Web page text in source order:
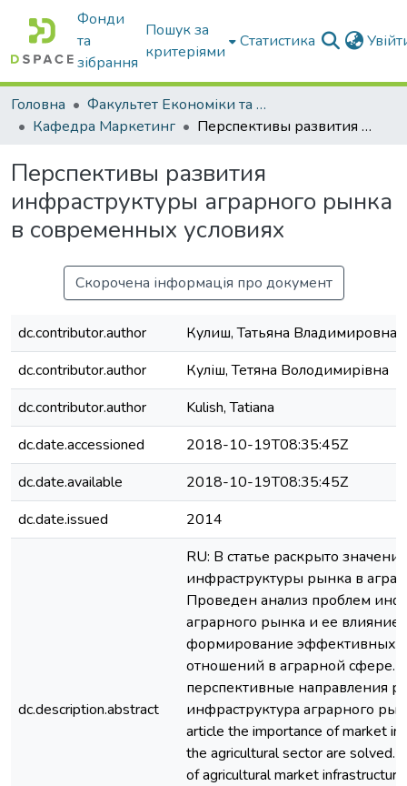
Фонди
та
зібрання
Пошук за
критеріями
Статистика
Головна
Факультет Економіки та бізнесу
Кафедра Маркетинг
Перспективы развития инфраструктуры аграрного рынка в современных условиях
Перспективы развития
инфраструктуры аграрного рынка
в современных условиях
Скорочена інформація про документ
dc.contributor.author
Кулиш, Татьяна Владимировна
dc.contributor.author
Куліш, Тетяна Володимирівна
dc.contributor.author
Kulish, Tatiana
dc.date.accessioned
2018-10-19T08:35:45Z
dc.date.available
2018-10-19T08:35:45Z
dc.date.issued
2014
dc.description.abstract
RU: В статье раскрыто значение
инфраструктуры рынка в
Проведен анализ проблем
аграрного рынка и ее влияние
формирование эффективных
отношений в аграрной сфере.
перспективные направления
инфраструктура аграрного
article the importance of market
the agricultural sector are solved.
of agricultural market